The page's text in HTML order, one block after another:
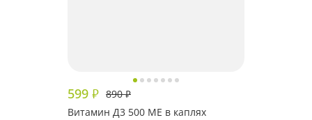
599 ₽ 890₽
Витамин Д3 500 МЕ в каплях